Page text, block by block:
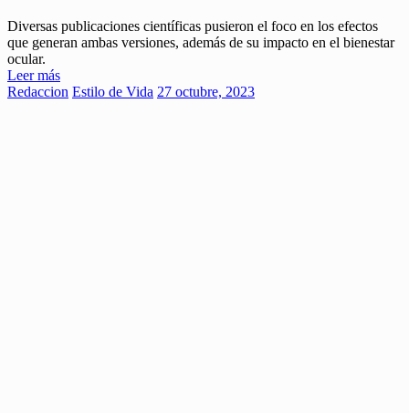
Diversas publicaciones científicas pusieron el foco en los efectos
que generan ambas versiones, además de su impacto en el bienestar
ocular.
Leer más
Redaccion Estilo de Vida 27 octubre, 2023